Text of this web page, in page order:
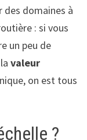
des domaines à
: si vous
un peu de
valeur
on est tous
?